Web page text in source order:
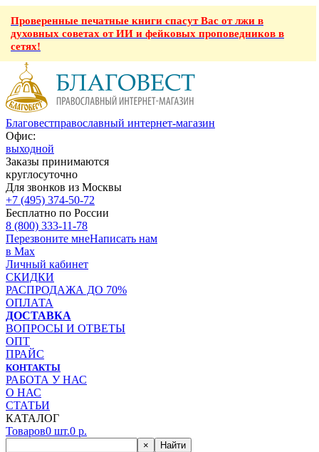
Проверенные печатные книги спасут Вас от лжи в
духовных советах от ИИ и фейковых проповедников в
сетях!
Благовестправославный интернет-магазин
Офис:
выходной
Заказы принимаются
круглосуточно
Для звонков из Москвы
+7 (495) 374-50-72
Бесплатно по России
8 (800) 333-11-78
Перезвоните мнеНаписать нам
в Max
Личный кабинет
СКИДКИ
РАСПРОДАЖА ДО 70%
ОПЛАТА
ДОСТАВКА
ВОПРОСЫ И ОТВЕТЫ
ОПТ
ПРАЙС
КОНТАКТЫ
РАБОТА У НАС
О НАС
СТАТЬИ
КАТАЛОГ
Товаров0 шт.0 р.
× Найти